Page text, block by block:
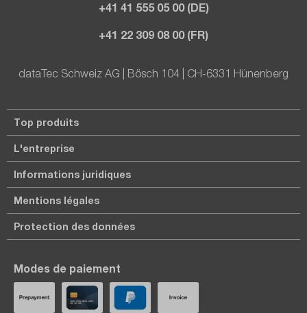
+41 41 555 05 00 (DE)
+41 22 309 08 00 (FR)
dataTec Schweiz AG | Bösch 104 | CH-6331 Hünenberg
Top produits
L'entreprise
Informations juridiques
Mentions légales
Protection des données
Modes de paiement